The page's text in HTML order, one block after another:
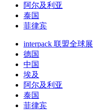
阿尔及利亚
泰国
菲律宾
interpack 联盟全球展
德国
中国
埃及
阿尔及利亚
泰国
菲律宾